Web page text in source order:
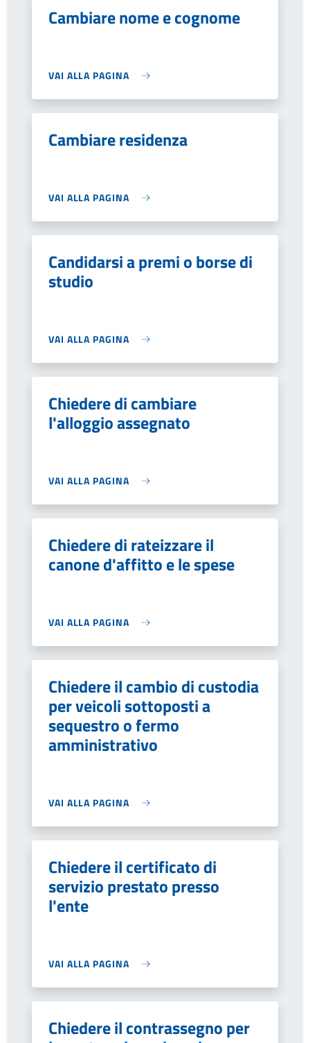
Cambiare nome e cognome
VAI ALLA PAGINA
Cambiare residenza
VAI ALLA PAGINA
Candidarsi a premi o borse di
studio
VAI ALLA PAGINA
Chiedere di cambiare
l'alloggio assegnato
VAI ALLA PAGINA
Chiedere di rateizzare il
canone d'affitto e le spese
VAI ALLA PAGINA
Chiedere il cambio di custodia
per veicoli sottoposti a
sequestro o fermo
amministrativo
VAI ALLA PAGINA
Chiedere il certificato di
servizio prestato presso
l'ente
VAI ALLA PAGINA
Chiedere il contrassegno per